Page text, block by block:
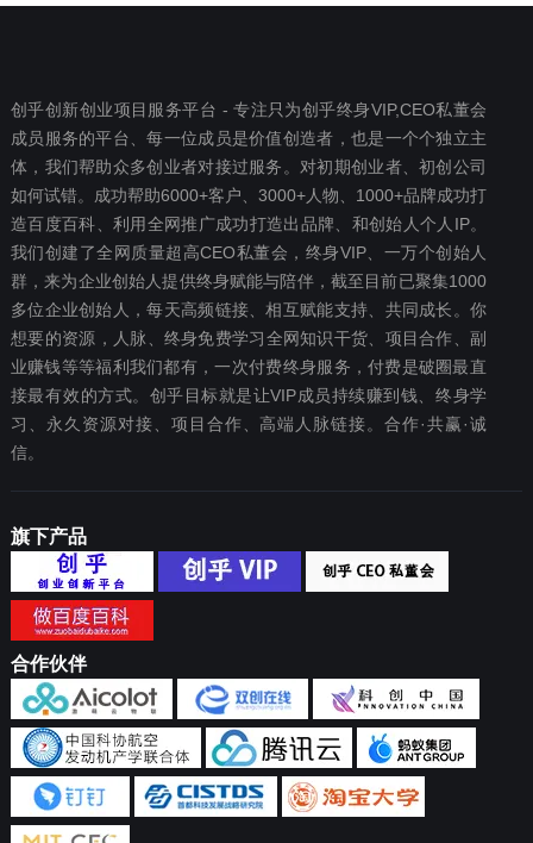
创乎创新创业项目服务平台 - 专注只为创乎终身VIP,CEO私董会
成员服务的平台、每一位成员是价值创造者，也是一个个独立主
体，我们帮助众多创业者对接过服务。对初期创业者、初创公司
如何试错。成功帮助6000+客户、3000+人物、1000+品牌成功打
造百度百科、利用全网推广成功打造出品牌、和创始人个人IP。
我们创建了全网质量超高CEO私董会，终身VIP、一万个创始人
群，来为企业创始人提供终身赋能与陪伴，截至目前已聚集1000
多位企业创始人，每天高频链接、相互赋能支持、共同成长。你
想要‬的资源，人脉、终身免费学习全网知识干货、项目合作、副
业赚钱等等福利我们都‬有，一次付费终‬身服务，付费是破圈最‬直
接最有效‬的方式。创乎目标就是让VIP成员持续赚到钱、终身学
习、永久资源对接、项目合作、高端人脉链接。合作·共赢·诚
信。
旗下产品
合作伙伴